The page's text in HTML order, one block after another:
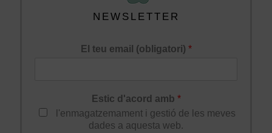
NEWSLETTER
El teu email (obligatori) *
Estic d'acord amb *
l'enmagatzemament i gestió de les meves
dades a aquesta web.